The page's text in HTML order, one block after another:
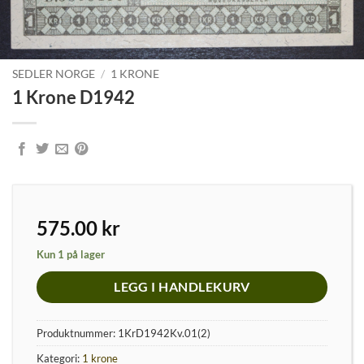
SEDLER NORGE / 1 KRONE
1 Krone D1942
575.00 kr
Kun 1 på lager
LEGG I HANDLEKURV
Produktnummer: 1KrD1942Kv.01(2)
Kategori: 1 krone